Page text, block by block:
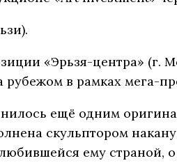
«Эрьзя-центра» (г.
в рамках мега-
ещё одним
скульптором
ему страной,